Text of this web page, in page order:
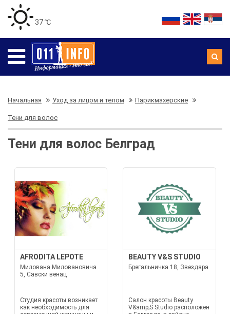
37 ℃
Начальная Уход за лицом и телом Парикмахерские
Тени для волос
Тени для волос Белград
AFRODITA LEPOTE
Милована Миловановича
5, Савски венац
Студия красоты возникает
как необходимость для
BEAUTY V&S STUDIO
Брегальничка 18, Звездара
Салон красоты Beauty
V&amp;S Studio расположен